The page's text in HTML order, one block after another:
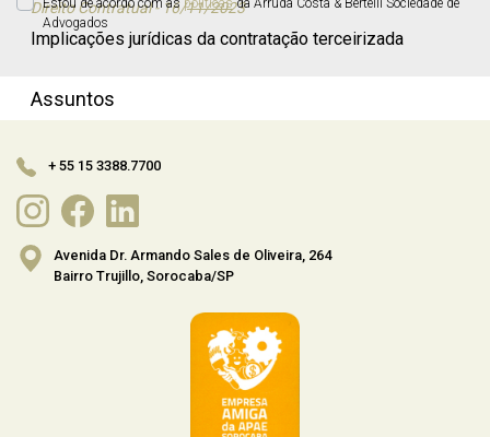
Direito Contratual - 16/11/2023
Implicações jurídicas da contratação terceirizada
Assuntos
Direito Trabalhista Empresarial
LGPD
Postagens antigas
Estou de acordo com as políticasda Arruda Costa & Bertelli Sociedade de
Advogados
+ 55 15 3388.7700
Avenida Dr. Armando Sales de Oliveira, 264
Bairro Trujillo, Sorocaba/SP